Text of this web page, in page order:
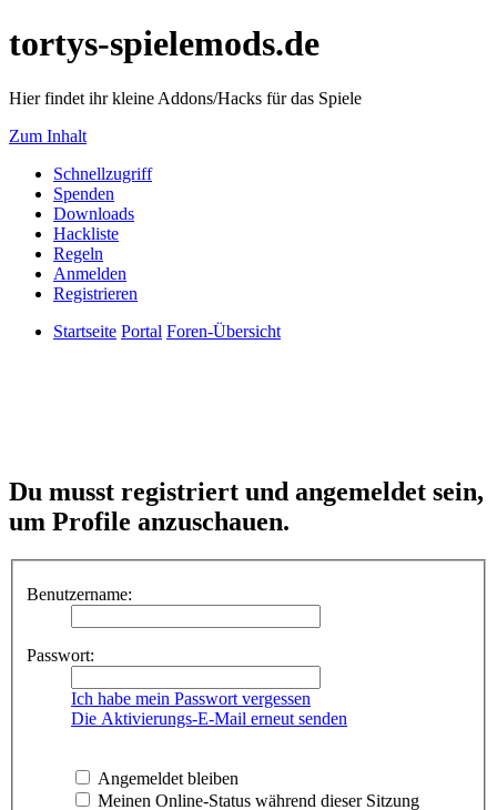
tortys-spielemods.de
Hier findet ihr kleine Addons/Hacks für das Spiele
Zum Inhalt
Schnellzugriff
Spenden
Downloads
Hackliste
Regeln
Anmelden
Registrieren
Startseite Portal Foren-Übersicht
Du musst registriert und angemeldet sein,
um Profile anzuschauen.
Benutzername:
Passwort:
Ich habe mein Passwort vergessen
Die Aktivierungs-E-Mail erneut senden
Angemeldet bleiben
Meinen Online-Status während dieser Sitzung